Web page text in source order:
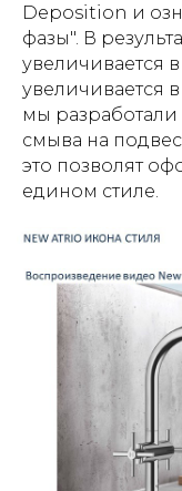
Deposition и
фазы". В
увеличивается
увеличивается
мы
смыва на
это позволят
едином стиле.